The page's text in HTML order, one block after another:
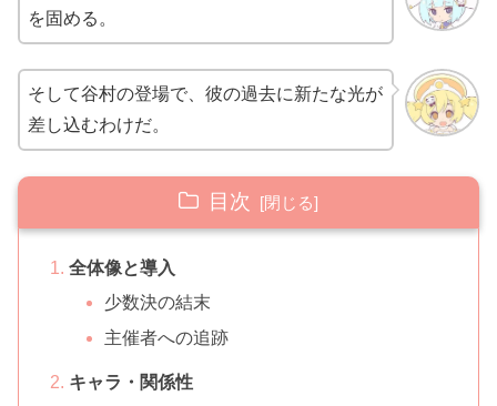
を固める。
そして谷村の登場で、彼の過去に新たな光が
差し込むわけだ。
目次
全体像と導入
少数決の結末
主催者への追跡
キャラ・関係性